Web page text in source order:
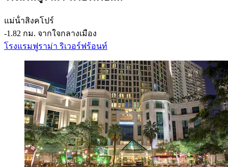
แม่น้ําสิงคโปร์
‐1.82 กม. จากใจกลางเมือง
โรงแรมฟูราม่า ริเวอร์ฟร้อนท์